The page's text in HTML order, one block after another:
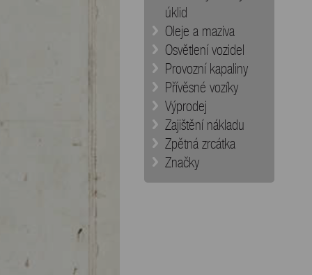
úklid
Oleje a maziva
Osvětlení vozidel
Provozní kapaliny
Přívěsné vozíky
Výprodej
Zajištění nákladu
Zpětná zrcátka
Značky